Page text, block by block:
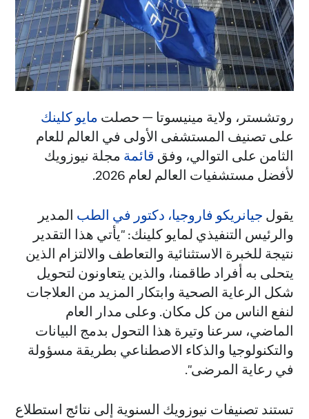
روتشستر، ولاية مينيسوتا — حصلت مايو كلينك
على تصنيف المستشفى الأولى في العالم للعام
الثامن على التوالي، وفق قائمة مجلة نيوزويك
لأفضل مستشفيات العالم لعام 2026.
يقول جيانريكو فاروجيا، دكتور في الطب المدير
والرئيس التنفيذي لمايو كلينك: "يأتي هذا التقدير
نتيجة للخبرة الاستثنائية والتعاطف والالتزام الذين
يتحلى به أفراد طاقمنا، والذين يتعاونون لتحويل
شكل الرعاية الصحية وابتكار المزيد من العلاجات
لنفع الناس من كل مكان. وعلى مدار العام
الماضي، سرعنا وتيرة هذا التحول بدمج البيانات
والتكنولوجيا والذكاء الاصطناعي بطريقة مسؤولة
في رعاية المرضى".
تستند تصنيفات نيوزويك السنوية إلى نتائج استطلاع